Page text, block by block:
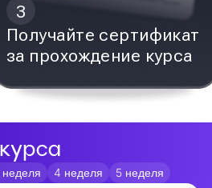
3
Получайте сертификат
за прохождение курса
неделя 4 неделя 5 неделя